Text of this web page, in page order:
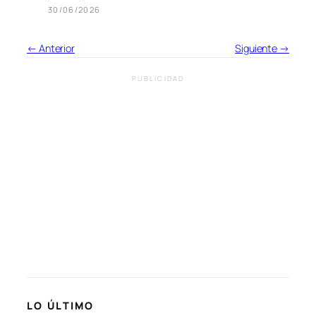
30/06/2026
← Anterior Siguiente →
PUBLICIDAD
LO ÚLTIMO